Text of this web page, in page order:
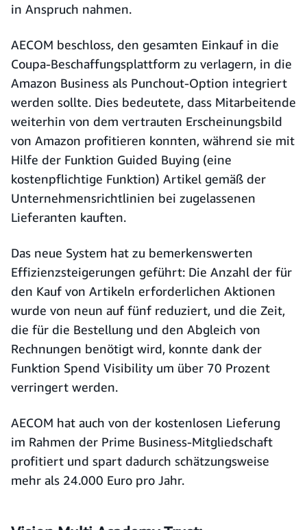
in Anspruch nahmen.
AECOM beschloss, den gesamten Einkauf in die
Coupa-Beschaffungsplattform zu verlagern, in die
Amazon Business als Punchout-Option integriert
werden sollte. Dies bedeutete, dass Mitarbeitende
weiterhin von dem vertrauten Erscheinungsbild
von Amazon profitieren konnten, während sie mit
Hilfe der Funktion Guided Buying (eine
kostenpflichtige Funktion) Artikel gemäß der
Unternehmensrichtlinien bei zugelassenen
Lieferanten kauften.
Das neue System hat zu bemerkenswerten
Effizienzsteigerungen geführt: Die Anzahl der für
den Kauf von Artikeln erforderlichen Aktionen
wurde von neun auf fünf reduziert, und die Zeit,
die für die Bestellung und den Abgleich von
Rechnungen benötigt wird, konnte dank der
Funktion Spend Visibility um über 70 Prozent
verringert werden.
AECOM hat auch von der kostenlosen Lieferung
im Rahmen der Prime Business-Mitgliedschaft
profitiert und spart dadurch schätzungsweise
mehr als 24.000 Euro pro Jahr.